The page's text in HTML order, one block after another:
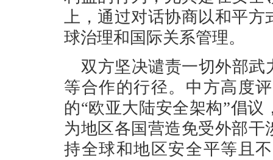
上，通过对话协商以和平
球治理和国际关系管理。
双方坚决谴责一切外部武
等合作的行径。中方高度
的“欧亚大陆安全架构”倡
为地区各国营造免受外部
持全球和地区安全平等且